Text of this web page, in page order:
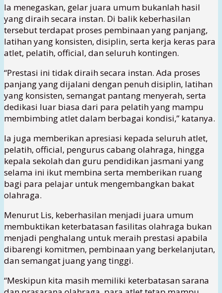
Ia menegaskan, gelar juara umum bukanlah hasil
yang diraih secara instan. Di balik keberhasilan
tersebut terdapat proses pembinaan yang panjang,
latihan yang konsisten, disiplin, serta kerja keras para
atlet, pelatih, official, dan seluruh kontingen.
“Prestasi ini tidak diraih secara instan. Ada proses
panjang yang dijalani dengan penuh disiplin, latihan
yang konsisten, semangat pantang menyerah, serta
dedikasi luar biasa dari para pelatih yang mampu
membimbing atlet dalam berbagai kondisi,” katanya.
Ia juga memberikan apresiasi kepada seluruh atlet,
pelatih, official, pengurus cabang olahraga, hingga
kepala sekolah dan guru pendidikan jasmani yang
selama ini ikut membina serta memberikan ruang
bagi para pelajar untuk mengembangkan bakat
olahraga.
Menurut Lis, keberhasilan menjadi juara umum
membuktikan keterbatasan fasilitas olahraga bukan
menjadi penghalang untuk meraih prestasi apabila
dibarengi komitmen, pembinaan yang berkelanjutan,
dan semangat juang yang tinggi.
“Meskipun kita masih memiliki keterbatasan sarana